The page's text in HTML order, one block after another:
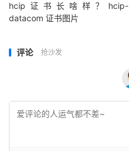
hcip证书长啥样？hcip-
datacom 证书图片
评论 抢沙发